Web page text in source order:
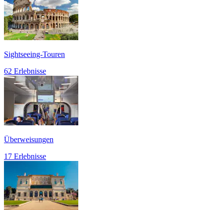
Sightseeing-Touren
62 Erlebnisse
Überweisungen
17 Erlebnisse